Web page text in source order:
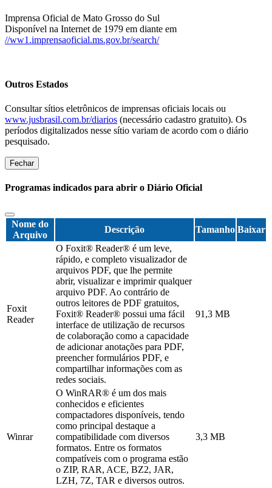
Imprensa Oficial de Mato Grosso do Sul
Disponível na Internet de 1979 em diante em
//ww1.imprensaoficial.ms.gov.br/search/
Outros Estados
Consultar sítios eletrônicos de imprensas oficiais locais ou
www.jusbrasil.com.br/diarios (necessário cadastro gratuito). Os
períodos digitalizados nesse sítio variam de acordo com o diário
pesquisado.
Fechar
Programas indicados para abrir o Diário Oficial
Nome do
Arquivo
Descrição Tamanho Baixar
Foxit
Reader
O Foxit® Reader® é um leve,
rápido, e completo visualizador de
arquivos PDF, que lhe permite
abrir, visualizar e imprimir qualquer
arquivo PDF. Ao contrário de
outros leitores de PDF gratuitos,
Foxit® Reader® possui uma fácil
interface de utilização de recursos
de colaboração como a capacidade
de adicionar anotações para PDF,
preencher formulários PDF, e
compartilhar informações com as
redes sociais.
91,3 MB
Winrar
O WinRAR® é um dos mais
conhecidos e eficientes
compactadores disponíveis, tendo
como principal destaque a
compatibilidade com diversos
formatos. Entre os formatos
compatíveis com o programa estão
o ZIP, RAR, ACE, BZ2, JAR,
LZH, 7Z, TAR e diversos outros.
3,3 MB